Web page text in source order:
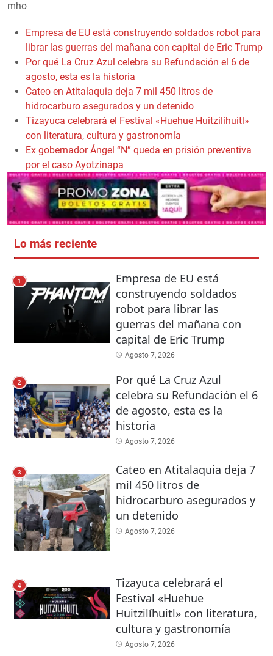
mho
Empresa de EU está construyendo soldados robot para
librar las guerras del mañana con capital de Eric Trump
Por qué La Cruz Azul celebra su Refundación el 6 de
agosto, esta es la historia
Cateo en Atitalaquia deja 7 mil 450 litros de
hidrocarburo asegurados y un detenido
Tizayuca celebrará el Festival «Huehue Huitzilíhuitl»
con literatura, cultura y gastronomía
Ex gobernador Ángel “N” queda en prisión preventiva
por el caso Ayotzinapa
Lo más reciente
1
Empresa de EU está
construyendo soldados
robot para librar las
guerras del mañana con
capital de Eric Trump
Agosto 7, 2026
2
Por qué La Cruz Azul
celebra su Refundación el 6
de agosto, esta es la
historia
Agosto 7, 2026
3
Cateo en Atitalaquia deja 7
mil 450 litros de
hidrocarburo asegurados y
un detenido
Agosto 7, 2026
4
Tizayuca celebrará el
Festival «Huehue
Huitzilíhuitl» con literatura,
cultura y gastronomía
Agosto 7, 2026